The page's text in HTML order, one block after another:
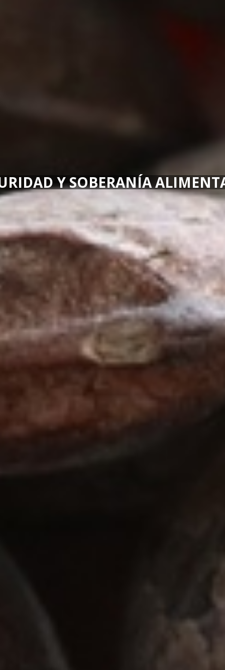
Y SOBERANÍA